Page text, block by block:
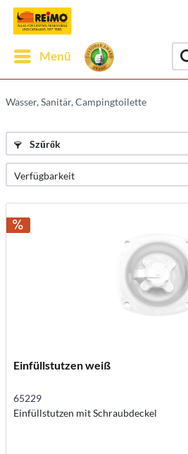
Menü
Wasser, Sanitär, Campingtoilette
Szűrők
Einfüllstutzen weiß
65229
Einfüllstutzen mit Schraubdeckel